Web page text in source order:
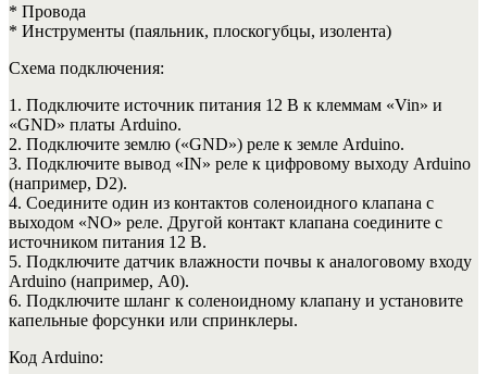
* Провода
* Инструменты (паяльник, плоскогубцы, изолента)
Схема подключения:
1. Подключите источник питания 12 В к клеммам «Vin» и
«GND» платы Arduino.
2. Подключите землю («GND») реле к земле Arduino.
3. Подключите вывод «IN» реле к цифровому выходу Arduino
(например, D2).
4. Соедините один из контактов соленоидного клапана с
выходом «NO» реле. Другой контакт клапана соедините с
источником питания 12 В.
5. Подключите датчик влажности почвы к аналоговому входу
Arduino (например, A0).
6. Подключите шланг к соленоидному клапану и установите
капельные форсунки или спринклеры.
Код Arduino: